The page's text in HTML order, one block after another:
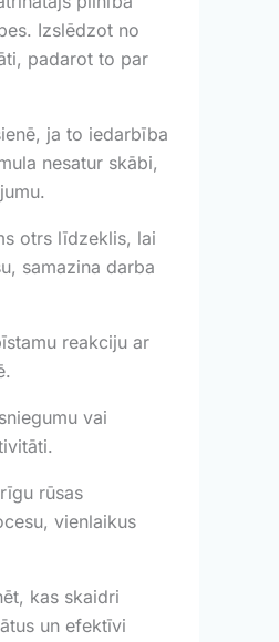
Izslēdzot no
padarot to par
ja to iedarbība
nesatur skābi,
otrs līdzeklis, lai
samazina darba
reakciju ar
vai
rūsas
vienlaikus
kas skaidri
un efektīvi